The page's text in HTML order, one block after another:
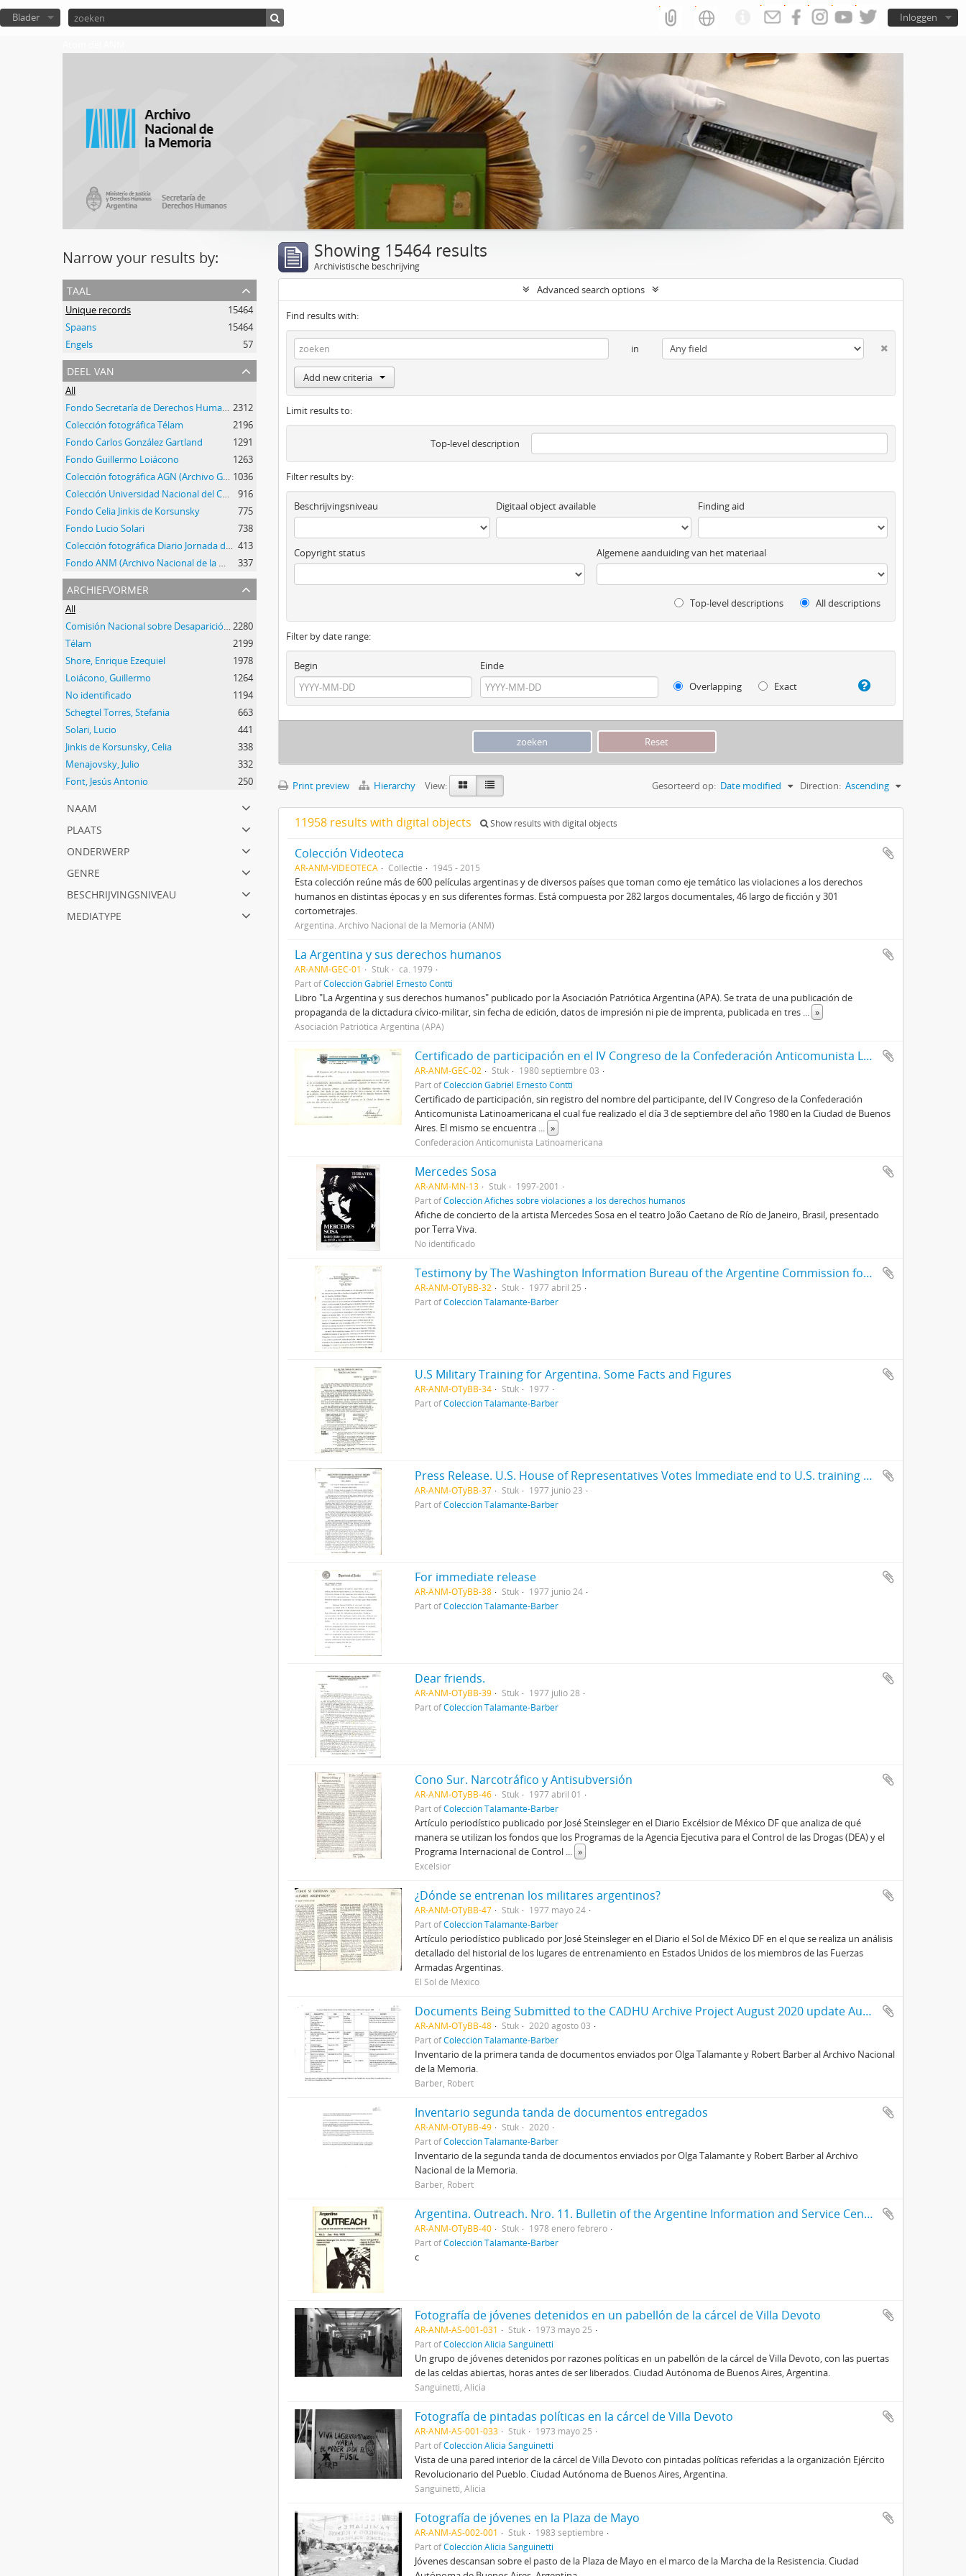
Inloggen
Blader
Narrow your results by:
taal
Unique records
15464
Spaans
15464
Engels
57
deel van
All
2312
Colección fotográfica Télam
2196
Fondo Carlos González Gartland
1291
Fondo Guillermo Loiácono
1263
1036
916
Fondo Celia Jinkis de Korsunsky
775
Fondo Lucio Solari
738
413
337
archiefvormer
All
2280
Télam
2199
Shore, Enrique Ezequiel
1978
Loiácono, Guillermo
1264
No identificado
1194
Schegtel Torres, Stefania
663
Solari, Lucio
441
Jinkis de Korsunsky, Celia
338
Menajovsky, Julio
332
Font, Jesús Antonio
250
naam
plaats
onderwerp
genre
beschrijvingsniveau
mediatype
Showing 15464 results
Archivistische beschrijving
Advanced search options
Find results with:
in
Add new criteria
Limit results to:
Top-level description
Filter results by:
Beschrijvingsniveau Digitaal object available Finding aid
Copyright status Algemene aanduiding van het materiaal
Top-level descriptions All descriptions
Filter by date range:
Begin
Einde
Overlapping
Exact
Print preview Hierarchy View: Gesorteerd op: Date modified Direction: Ascending
11958 results with digital objects Show results with digital objects
Colección Videoteca
AR-ANM-VIDEOTECA Collectie 1945 - 2015
Esta colección reúne más de 600 películas argentinas y de diversos países que toman como eje temático las violaciones a los derechos
humanos en distintas épocas y en sus diferentes formas. Está compuesta por 282 largos documentales, 46 largo de ficción y 301
cortometrajes.
Argentina. Archivo Nacional de la Memoria (ANM)
La Argentina y sus derechos humanos
AR-ANM-GEC-01 Stuk
ca. 1979
Part ofColección Gabriel Ernesto Contti
Libro "La Argentina y sus derechos humanos" publicado por la Asociación Patriótica Argentina (APA). Se trata de una publicación de
propaganda de la dictadura cívico-militar, sin fecha de edición, datos de impresión ni pie de imprenta, publicada en tres
»
Asociación Patriótica Argentina (APA)
Certificado de participación en el IV Congreso de la Confederación Anticomunista Latinoamericana
AR-ANM-GEC-02 Stuk
1980 septiembre 03
Part ofColección Gabriel Ernesto Contti
Certificado de participación, sin registro del nombre del participante, del IV Congreso de la Confederación
Anticomunista Latinoamericana el cual fue realizado el día 3 de septiembre del año 1980 en la Ciudad de Buenos
Aires. El mismo se encuentra
»
Confederación Anticomunista Latinoamericana
Mercedes Sosa
AR-ANM-MN-13 Stuk
1997-2001
Part ofColección Afiches sobre violaciones a los derechos humanos
Afiche de concierto de la artista Mercedes Sosa en el teatro João Caetano de Río de Janeiro, Brasil, presentado
por Terra Viva.
No identificado
Testimony by The Washington Information Bureau of the Argentine Commission for Human Rights before the Senate Subcommittee on Foreign Assistance
AR-ANM-OTyBB-32 Stuk
1977 abril 25
Part ofColección Talamante-Barber
U.S Military Training for Argentina. Some Facts and Figures
AR-ANM-OTyBB-34 Stuk
1977
Part ofColección Talamante-Barber
Press Release. U.S. House of Representatives Votes Immediate end to U.S. training of Argentine Armed Forces
AR-ANM-OTyBB-37 Stuk
1977 junio 23
Part ofColección Talamante-Barber
For immediate release
AR-ANM-OTyBB-38 Stuk
1977 junio 24
Part ofColección Talamante-Barber
Dear friends.
AR-ANM-OTyBB-39 Stuk
1977 julio 28
Part ofColección Talamante-Barber
Cono Sur. Narcotráfico y Antisubversión
AR-ANM-OTyBB-46 Stuk
1977 abril 01
Part ofColección Talamante-Barber
Artículo periodístico publicado por José Steinsleger en el Diario Excélsior de México DF que analiza de qué
manera se utilizan los fondos que los Programas de la Agencia Ejecutiva para el Control de las Drogas (DEA) y el
Programa Internacional de Control
»
Excélsior
¿Dónde se entrenan los militares argentinos?
AR-ANM-OTyBB-47 Stuk
1977 mayo 24
Part ofColección Talamante-Barber
Artículo periodístico publicado por José Steinsleger en el Diario el Sol de México DF en el que se realiza un análisis
detallado del historial de los lugares de entrenamiento en Estados Unidos de los miembros de las Fuerzas
Armadas Argentinas.
El Sol de México
Documents Being Submitted to the CADHU Archive Project August 2020 update August 3,2020
AR-ANM-OTyBB-48 Stuk
2020 agosto 03
Part ofColección Talamante-Barber
Inventario de la primera tanda de documentos enviados por Olga Talamante y Robert Barber al Archivo Nacional
de la Memoria.
Barber, Robert
Inventario segunda tanda de documentos entregados
AR-ANM-OTyBB-49 Stuk
2020
Part ofColección Talamante-Barber
Inventario de la segunda tanda de documentos enviados por Olga Talamante y Robert Barber al Archivo
Nacional de la Memoria.
Barber, Robert
Argentina. Outreach. Nro. 11. Bulletin of the Argentine Information and Service Centers
AR-ANM-OTyBB-40 Stuk
1978 enero febrero
Part ofColección Talamante-Barber
c
Fotografía de jóvenes detenidos en un pabellón de la cárcel de Villa Devoto
AR-ANM-AS-001-031 Stuk
1973 mayo 25
Part ofColección Alicia Sanguinetti
Un grupo de jóvenes detenidos por razones políticas en un pabellón de la cárcel de Villa Devoto, con las puertas
de las celdas abiertas, horas antes de ser liberados. Ciudad Autónoma de Buenos Aires, Argentina.
Sanguinetti, Alicia
Fotografía de pintadas políticas en la cárcel de Villa Devoto
AR-ANM-AS-001-033 Stuk
1973 mayo 25
Part ofColección Alicia Sanguinetti
Vista de una pared interior de la cárcel de Villa Devoto con pintadas políticas referidas a la organización Ejército
Revolucionario del Pueblo. Ciudad Autónoma de Buenos Aires, Argentina.
Sanguinetti, Alicia
Fotografía de jóvenes en la Plaza de Mayo
AR-ANM-AS-002-001 Stuk
1983 septiembre
Part ofColección Alicia Sanguinetti
Jóvenes descansan sobre el pasto de la Plaza de Mayo en el marco de la Marcha de la Resistencia. Ciudad